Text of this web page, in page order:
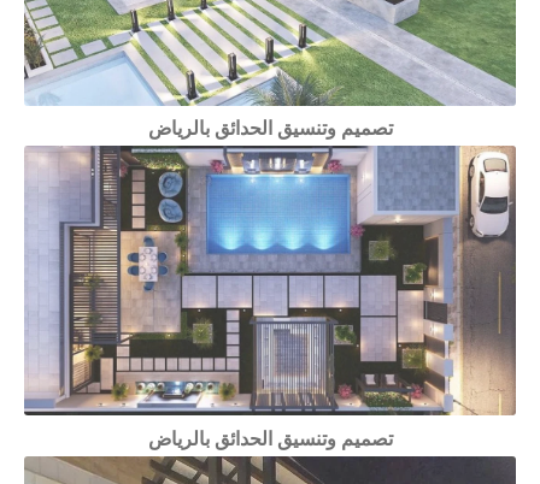
تصميم وتنسيق الحدائق بالرياض
تصميم وتنسيق الحدائق بالرياض